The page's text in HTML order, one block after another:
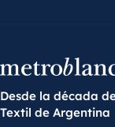
Desde la década
Textil de Argentina